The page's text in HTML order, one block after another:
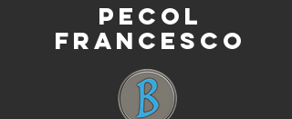
PECOL
FRANCESCO